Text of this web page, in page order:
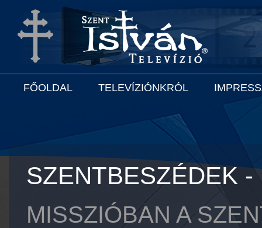
FŐOLDAL TELEVÍZIÓNKRÓL
SZENTBESZÉDEK
MISSZIÓBAN A